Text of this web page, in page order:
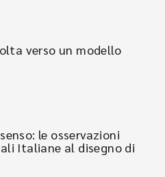
verso un modello
le osservazioni
Italiane al disegno di